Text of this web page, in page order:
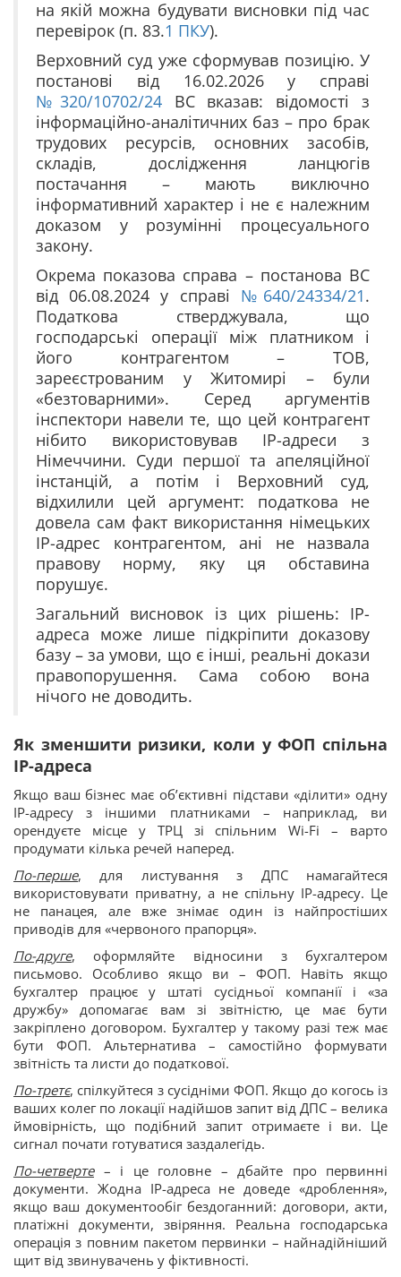
на якій можна будувати висновки під час
перевірок (п. 83.1 ПКУ).
Верховний суд уже сформував позицію. У
постанові від 16.02.2026 у справі
№320/10702/24ВС вказав: відомості з
інформаційно-аналітичних баз – про брак
трудових ресурсів, основних засобів,
складів, дослідження ланцюгів
постачання – мають виключно
інформативний характер і не є належним
доказом у розумінні процесуального
закону.
Окрема показова справа – постанова ВС
від 06.08.2024 у справі №640/24334/21.
Податкова стверджувала, що
господарські операції між платником і
його контрагентом – ТОВ,
зареєстрованим у Житомирі – були
«безтоварними». Серед аргументів
інспектори навели те, що цей контрагент
нібито використовував IP-адреси з
Німеччини. Суди першої та апеляційної
інстанцій, а потім і Верховний суд,
відхилили цей аргумент: податкова не
довела сам факт використання німецьких
IP-адрес контрагентом, ані не назвала
правову норму, яку ця обставина
порушує.
Загальний висновок із цих рішень: IP-
адреса може лише підкріпити доказову
базу – за умови, що є інші, реальні докази
правопорушення. Сама собою вона
нічого не доводить.
Як зменшити ризики, коли у ФОП спільна
IP-адреса
Якщо ваш бізнес має об’єктивні підстави «ділити» одну
IP-адресу з іншими платниками – наприклад, ви
орендуєте місце у ТРЦ зі спільним Wi-Fi – варто
продумати кілька речей наперед.
По-перше, для листування з ДПС намагайтеся
використовувати приватну, а не спільну IP-адресу. Це
не панацея, але вже знімає один із найпростіших
приводів для «червоного прапорця».
По-друге, оформляйте відносини з бухгалтером
письмово. Особливо якщо ви – ФОП. Навіть якщо
бухгалтер працює у штаті сусідньої компанії і «за
дружбу» допомагає вам зі звітністю, це має бути
закріплено договором. Бухгалтер у такому разі теж має
бути ФОП. Альтернатива – самостійно формувати
звітність та листи до податкової.
По-третє, спілкуйтеся з сусідніми ФОП. Якщо до когось із
ваших колег по локації надійшов запит від ДПС – велика
ймовірність, що подібний запит отримаєте і ви. Це
сигнал почати готуватися заздалегідь.
По-четверте– і це головне – дбайте про первинні
документи. Жодна IP-адреса не доведе «дроблення»,
якщо ваш документообіг бездоганний: договори, акти,
платіжні документи, звіряння. Реальна господарська
операція з повним пакетом первинки – найнадійніший
щит від звинувачень у фіктивності.